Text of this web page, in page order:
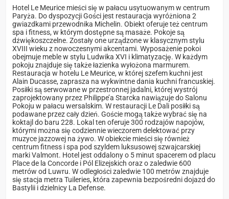
Hotel Le Meurice mieści się w pałacu usytuowanym w centrum
Paryża. Do dyspozycji Gości jest restauracja wyróżniona 2
gwiazdkami przewodnika Michelin. Obiekt oferuje też centrum
spa i fitness, w którym dostępne są masaże. Pokoje są
dźwiękoszczelne. Zostały one urządzone w klasycznym stylu
XVIII wieku z nowoczesnymi akcentami. Wyposażenie pokoi
obejmuje meble w stylu Ludwika XVI i klimatyzację. W każdym
pokoju znajduje się także łazienka wyłożona marmurem.
Restauracja w hotelu Le Meurice, w której szefem kuchni jest
Alain Ducasse, zaprasza na wykwintne dania kuchni francuskiej.
Posiłki są serwowane w przestronnej jadalni, której wystrój
zaprojektowany przez Philippe’a Starcka nawiązuje do Salonu
Pokoju w pałacu wersalskim. W restauracji Le Dali posiłki są
podawane przez cały dzień. Goście mogą także wybrać się na
koktajl do baru 228. Lokal ten oferuje 300 rodzajów napojów,
którymi można się codziennie wieczorem delektować przy
muzyce jazzowej na żywo. W obiekcie mieści się również
centrum fitness i spa pod szyldem luksusowej szwajcarskiej
marki Valmont. Hotel jest oddalony o 5 minut spacerem od placu
Place de la Concorde i Pól Elizejskich oraz o zaledwie 600
metrów od Luwru. W odległości zaledwie 100 metrów znajduje
się stacja metra Tuileries, która zapewnia bezpośredni dojazd do
Bastylii i dzielnicy La Defense.